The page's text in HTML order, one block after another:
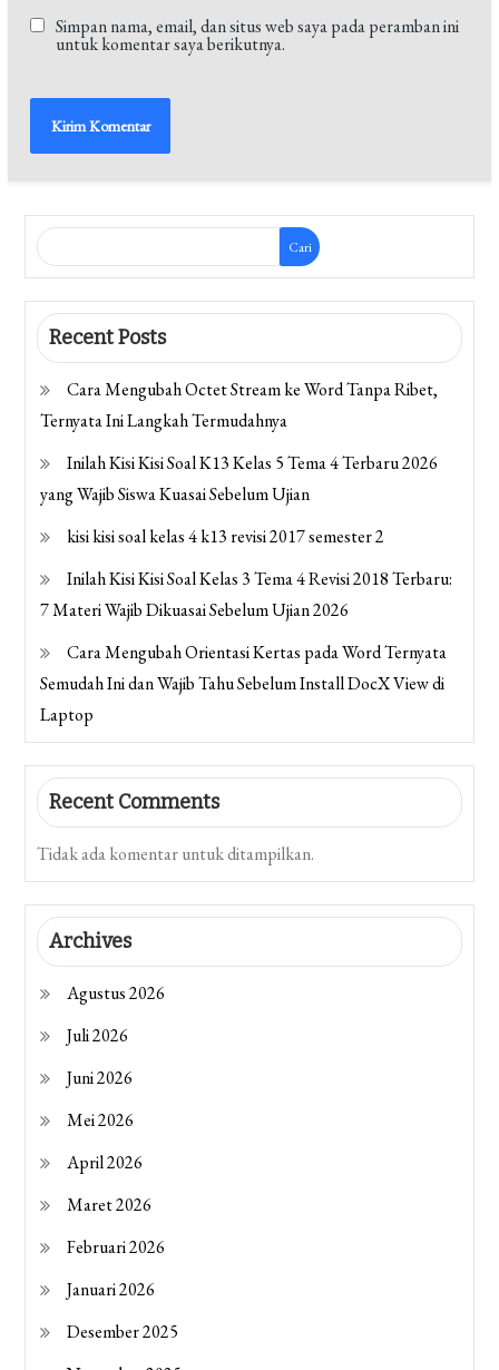
Simpan nama, email, dan situs web saya pada peramban ini
untuk komentar saya berikutnya.
Cari
Recent Posts
Cara Mengubah Octet Stream ke Word Tanpa Ribet,
Ternyata Ini Langkah Termudahnya
Inilah Kisi Kisi Soal K13 Kelas 5 Tema 4 Terbaru 2026
yang Wajib Siswa Kuasai Sebelum Ujian
kisi kisi soal kelas 4 k13 revisi 2017 semester 2
Inilah Kisi Kisi Soal Kelas 3 Tema 4 Revisi 2018 Terbaru:
7 Materi Wajib Dikuasai Sebelum Ujian 2026
Cara Mengubah Orientasi Kertas pada Word Ternyata
Semudah Ini dan Wajib Tahu Sebelum Install DocX View di
Laptop
Recent Comments
Tidak ada komentar untuk ditampilkan.
Archives
Agustus 2026
Juli 2026
Juni 2026
Mei 2026
April 2026
Maret 2026
Februari 2026
Januari 2026
Desember 2025